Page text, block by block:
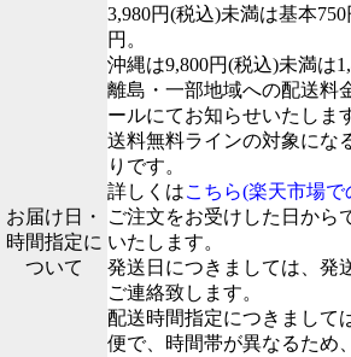
3,980円(税込)未満は基本
円。
沖縄は9,800円(税込)未満は
離島・一部地域への配送料
ールにてお知らせいたしま
送料無料ラインの対象にな
りです。
詳しくはこちら(楽天市場
お届け日・
時間指定に
ついて
ご注文をお受けした日から
いたします。
発送日につきましては、発
ご連絡致します。
配送時間指定につきまして
便で、時間帯が異なるため、